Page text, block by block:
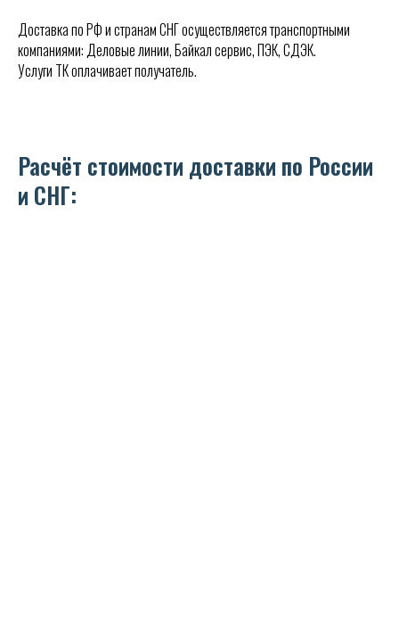
Доставка по РФ и странам СНГ осуществляется транспортными
компаниями: Деловые линии, Байкал сервис, ПЭК, СДЭК.
Услуги ТК оплачивает получатель.
Расчёт стоимости доставки по России
и СНГ: